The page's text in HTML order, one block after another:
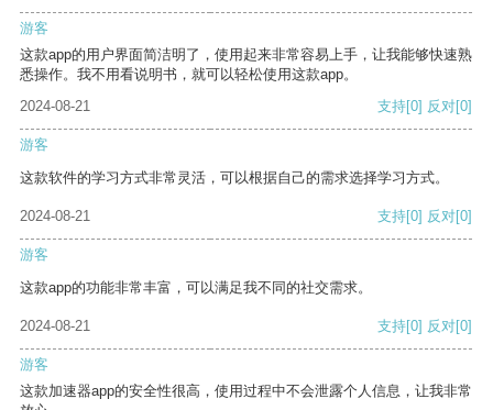
游客
这款app的用户界面简洁明了，使用起来非常容易上手，让我能够快速熟
悉操作。我不用看说明书，就可以轻松使用这款app。
2024-08-21
支持[0] 反对[0]
游客
这款软件的学习方式非常灵活，可以根据自己的需求选择学习方式。
2024-08-21 支持[0] 反对[0]
游客
这款app的功能非常丰富，可以满足我不同的社交需求。
2024-08-21 支持[0] 反对[0]
游客
这款加速器app的安全性很高，使用过程中不会泄露个人信息，让我非常